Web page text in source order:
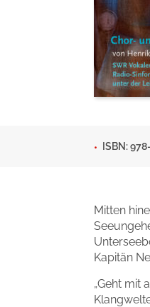
ISBN:
Mitten
Kapitän
„Geht mit